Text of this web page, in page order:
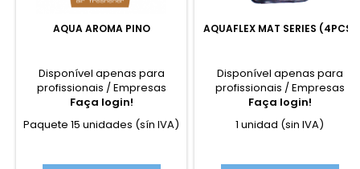
AQUA AROMA PINO
Disponível apenas para
profissionais / Empresas
Faça login!
Paquete 15 unidades (sín IVA)
AQUAFLEX MAT SERIES (4PCS)
Disponível apenas para
profissionais / Empresas
Faça login!
1 unidad (sin IVA)